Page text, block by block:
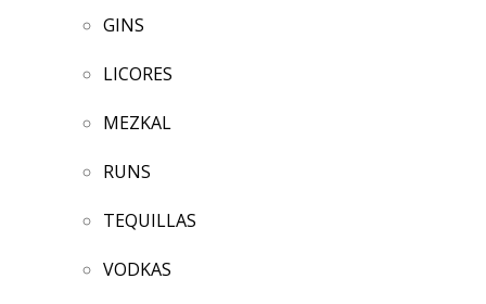
GINS
LICORES
MEZKAL
RUNS
TEQUILLAS
VODKAS